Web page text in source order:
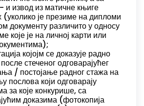
и извод из матичне књиге
(уколико је презиме на дипломи
документу различито у односу
које је на личној карти или
којојм се доказује радно
стеченог одговарајућег
/ постојање радног стажа на
послова који одговарају
за које конкурише, са
доказима (фотокопија